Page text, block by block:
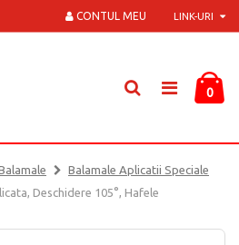
LINK-URI
CONTUL MEU
0
Balamale Aplicatii Speciale
Deschidere 105°, Hafele